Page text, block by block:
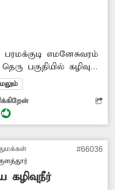
எமனேசுவரம்
பகுதியில் கழிவுநீர்
அளவில் இல்லை.
வழியின்றி அடிக்கடி
சீர்கேடு
மழை பெய்யும்
எனவே
கழிவுநீர்
அதிகாரிகள்
#66036
கழிவுநீர்